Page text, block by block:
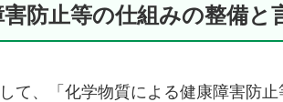
防止等の仕組みの整備と
て、「化学物質による健康障害防